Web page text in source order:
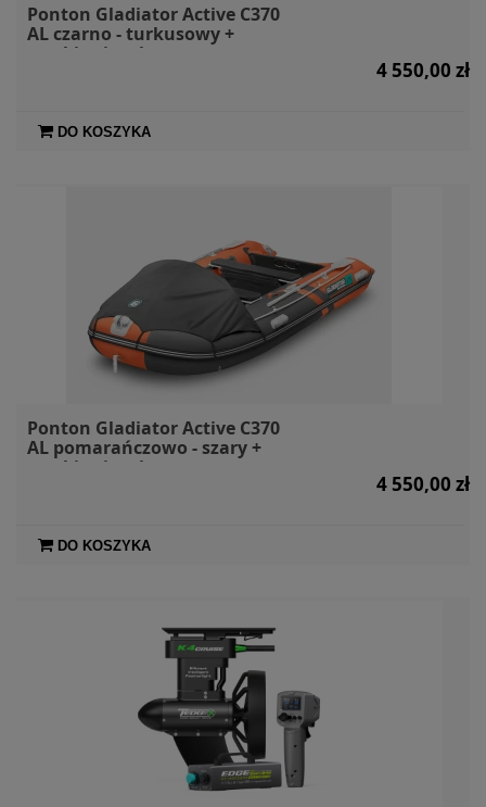
Ponton Gladiator Active C370
AL czarno - turkusowy +
markiza i torby
4 550,00 zł
DO KOSZYKA
Ponton Gladiator Active C370
AL pomarańczowo - szary +
markiza i torby
4 550,00 zł
DO KOSZYKA